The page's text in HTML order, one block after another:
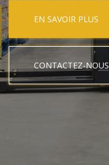
EN SAVOIR PLUS
CONTACTEZ-NOUS